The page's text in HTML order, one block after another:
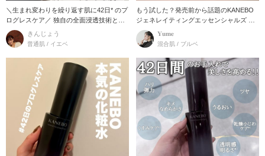
＼生まれ変わりを繰り返す肌に42日* のプ
ログレスケア／ 独自の全面浸透技術とマ
イクロサ
きんじょう
普通肌 / イエベ
もう試した？発売前から話題のKANEBO
ジェネレイティングエッセンシャルズ 生
まれ変わ
𝐘𝐮𝐦𝐞
混合肌 / ブルベ